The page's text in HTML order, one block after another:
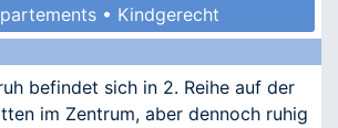
• Kindgerecht
befindet sich in 2. Reihe auf der
im Zentrum, aber dennoch ruhig